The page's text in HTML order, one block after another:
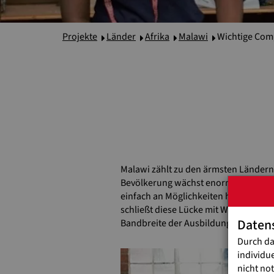
Projekte Länder Afrika Malawi Wichtige
Malawi zählt zu den ärmsten
Bevölkerung wächst enorm schnell.
einfach an Möglichkeiten
schließt diese Lücke mit Weitblick:
Bandbreite der Ausbildungen reicht
Durch
nicht